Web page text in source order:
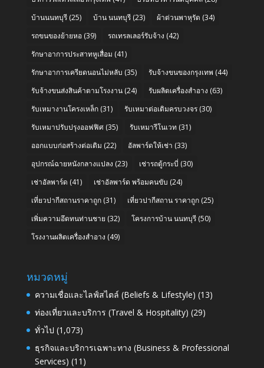
บ้านนนทบุรี(25) บ้าน นนทบุรี(23) ผ้าต่วนพาหุรัด (34)
รถขนของย้ายหอ(39) รถเทรลเลอร์รับจ้าง (42)
รักษาอาการประสาทหูเสื่อม (41)
รักษาอาการเครียดนอนไม่หลับ (35) รับจ้างขนของกรุงเทพ (44)
รับจ้างขนส่งสินค้าตามโรงงาน(24) รับผลิตเครื่องสำอาง (63)
รับเหมางานโครงเหล็ก(31) รับเหมาต่อเติมครบวงจร(30)
รับเหมาปรับปรุงออฟฟิศ(35) รับเหมารีโนเวท (31)
ออกแบบก่อสร้างต่อเติม (22) อัลพาร์ดให้เช่า (33)
อุปกรณ์ฉายหนังกลางแปลง (23) เช่ารถตู้กระบี่ (30)
เช่าอัลพาร์ด (41) เช่าอัลพาร์ด พร้อมคนขับ (24)
เที่ยวปากีสถานราคาถูก(31) เที่ยวปากีสถาน ราคาถูก(25)
เพิ่มความอึดทนท่านชาย (32) โครงการบ้าน นนทบุรี(50)
โรงงานผลิตเครื่องสำอาง (49)
หมวดหมู่
ความเชื่อและไลฟ์สไตล์ (Beliefs & Lifestyle) (13)
ท่องเที่ยวและบริการ (Travel & Hospitality) (29)
ทั่วไป (1,073)
ธุรกิจและบริการเฉพาะทาง (Business & Professional
Services) (11)